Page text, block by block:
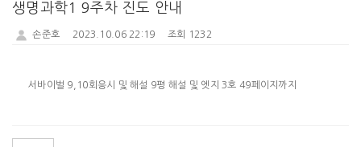
생명과학1 9주차 진도 안내
손준호 2023.10.06 22:19 조회 1232
서바이벌 9,10회응시 및 해설 9평 해설 및 엣지 3호 49페이지까지